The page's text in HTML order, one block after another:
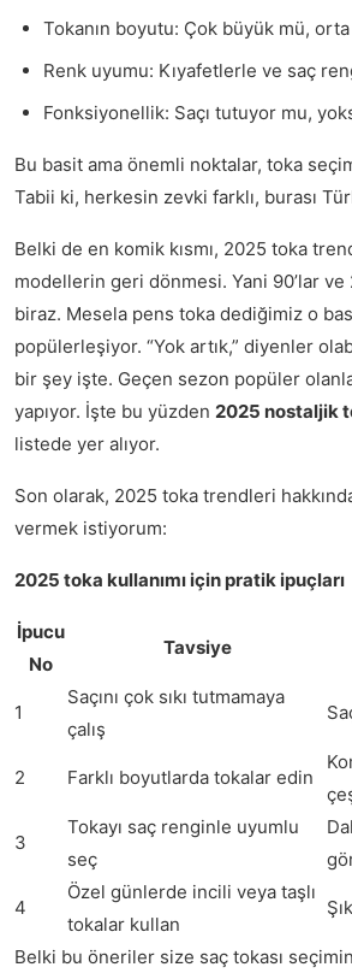
Tokanın boyutu: Çok büyük mü,
Renk uyumu: Kıyafetlerle ve saç
Fonksiyonellik: Saçı tutuyor mu,
Bu basit ama önemli noktalar, toka
Tabii ki, herkesin zevki farklı, burası
Belki de en komik kısmı, 2025 toka
modellerin geri dönmesi. Yani 90’lar ve
biraz. Mesela pens toka dediğimiz o
popülerleşiyor. “Yok artık,” diyenler
bir şey işte. Geçen sezon popüler
yapıyor. İşte bu yüzden 2025 nostaljik
listede yer alıyor.
Son olarak, 2025 toka trendleri
vermek istiyorum:
2025 toka kullanımı için pratik ipuçları
İpucu
No
Tavsiye
1
Saçını çok sıkı tutmamaya
çalış
2 Farklı boyutlarda tokalar edin
3
Tokayı saç renginle uyumlu
seç
4
Özel günlerde incili veya taşlı
tokalar kullan
Belki bu öneriler size saç tokası